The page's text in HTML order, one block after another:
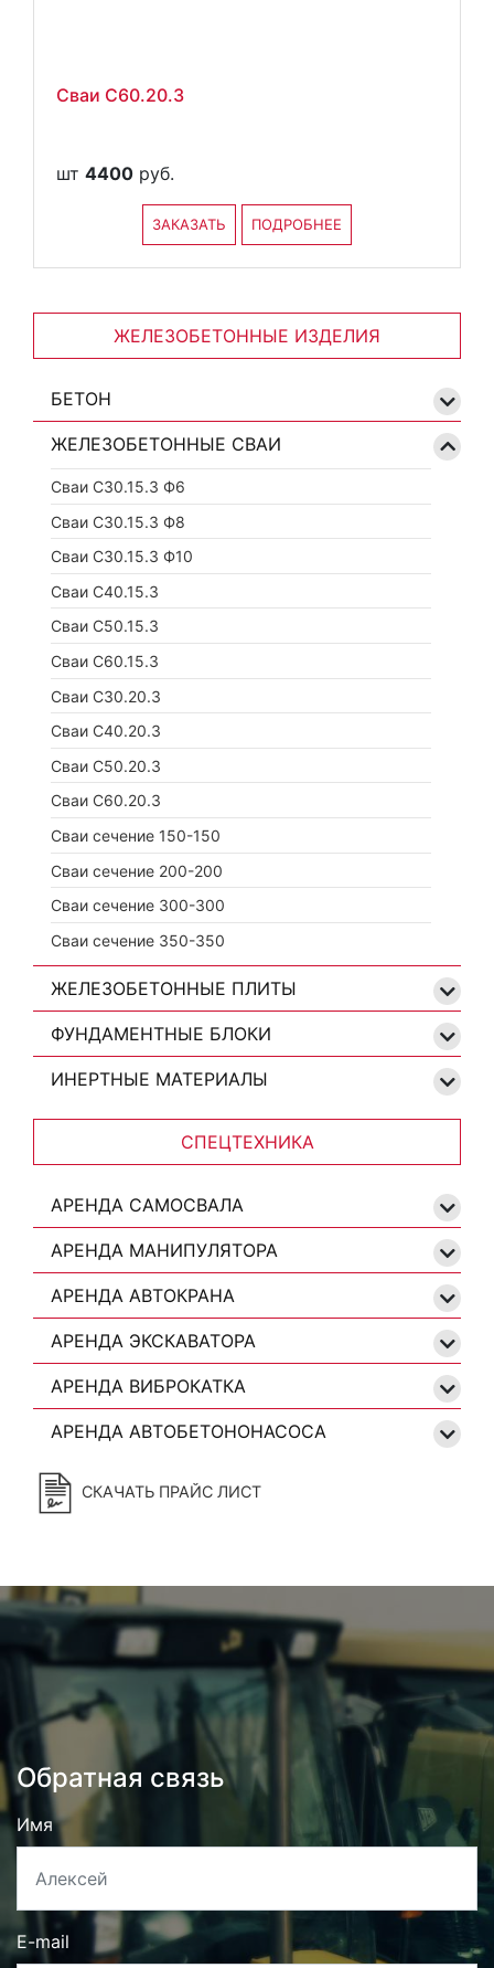
ЖЕЛЕЗОБЕТОННЫЕ ИЗДЕЛИЯ
БЕТОН
ЖЕЛЕЗОБЕТОННЫЕ СВАИ
Сваи С30.15.3 Ф6
Сваи С30.15.3 Ф8
Сваи С30.15.3 Ф10
Сваи С40.15.3
Сваи С50.15.3
Сваи С60.15.3
Сваи С30.20.3
Сваи С40.20.3
Сваи С50.20.3
Сваи С60.20.3
Сваи сечение 150-150
Сваи сечение 200-200
Сваи сечение 300-300
Сваи сечение 350-350
ЖЕЛЕЗОБЕТОННЫЕ ПЛИТЫ
ФУНДАМЕНТНЫЕ БЛОКИ
ИНЕРТНЫЕ МАТЕРИАЛЫ
СПЕЦТЕХНИКА
АРЕНДА САМОСВАЛА
АРЕНДА МАНИПУЛЯТОРА
АРЕНДА АВТОКРАНА
АРЕНДА ЭКСКАВАТОРА
АРЕНДА ВИБРОКАТКА
АРЕНДА АВТОБЕТОНОНАСОСА
СКАЧАТЬ ПРАЙС ЛИСТ
Сваи С60.20.3
шт 4400 руб.
ЗАКАЗАТЬ ПОДРОБНЕЕ
Обратная связь
Имя
E-mail